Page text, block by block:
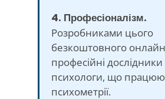
4. Професіоналізм.
Розробниками цього
безкоштовного
професійні дослідники
психологи, що
психометрії.